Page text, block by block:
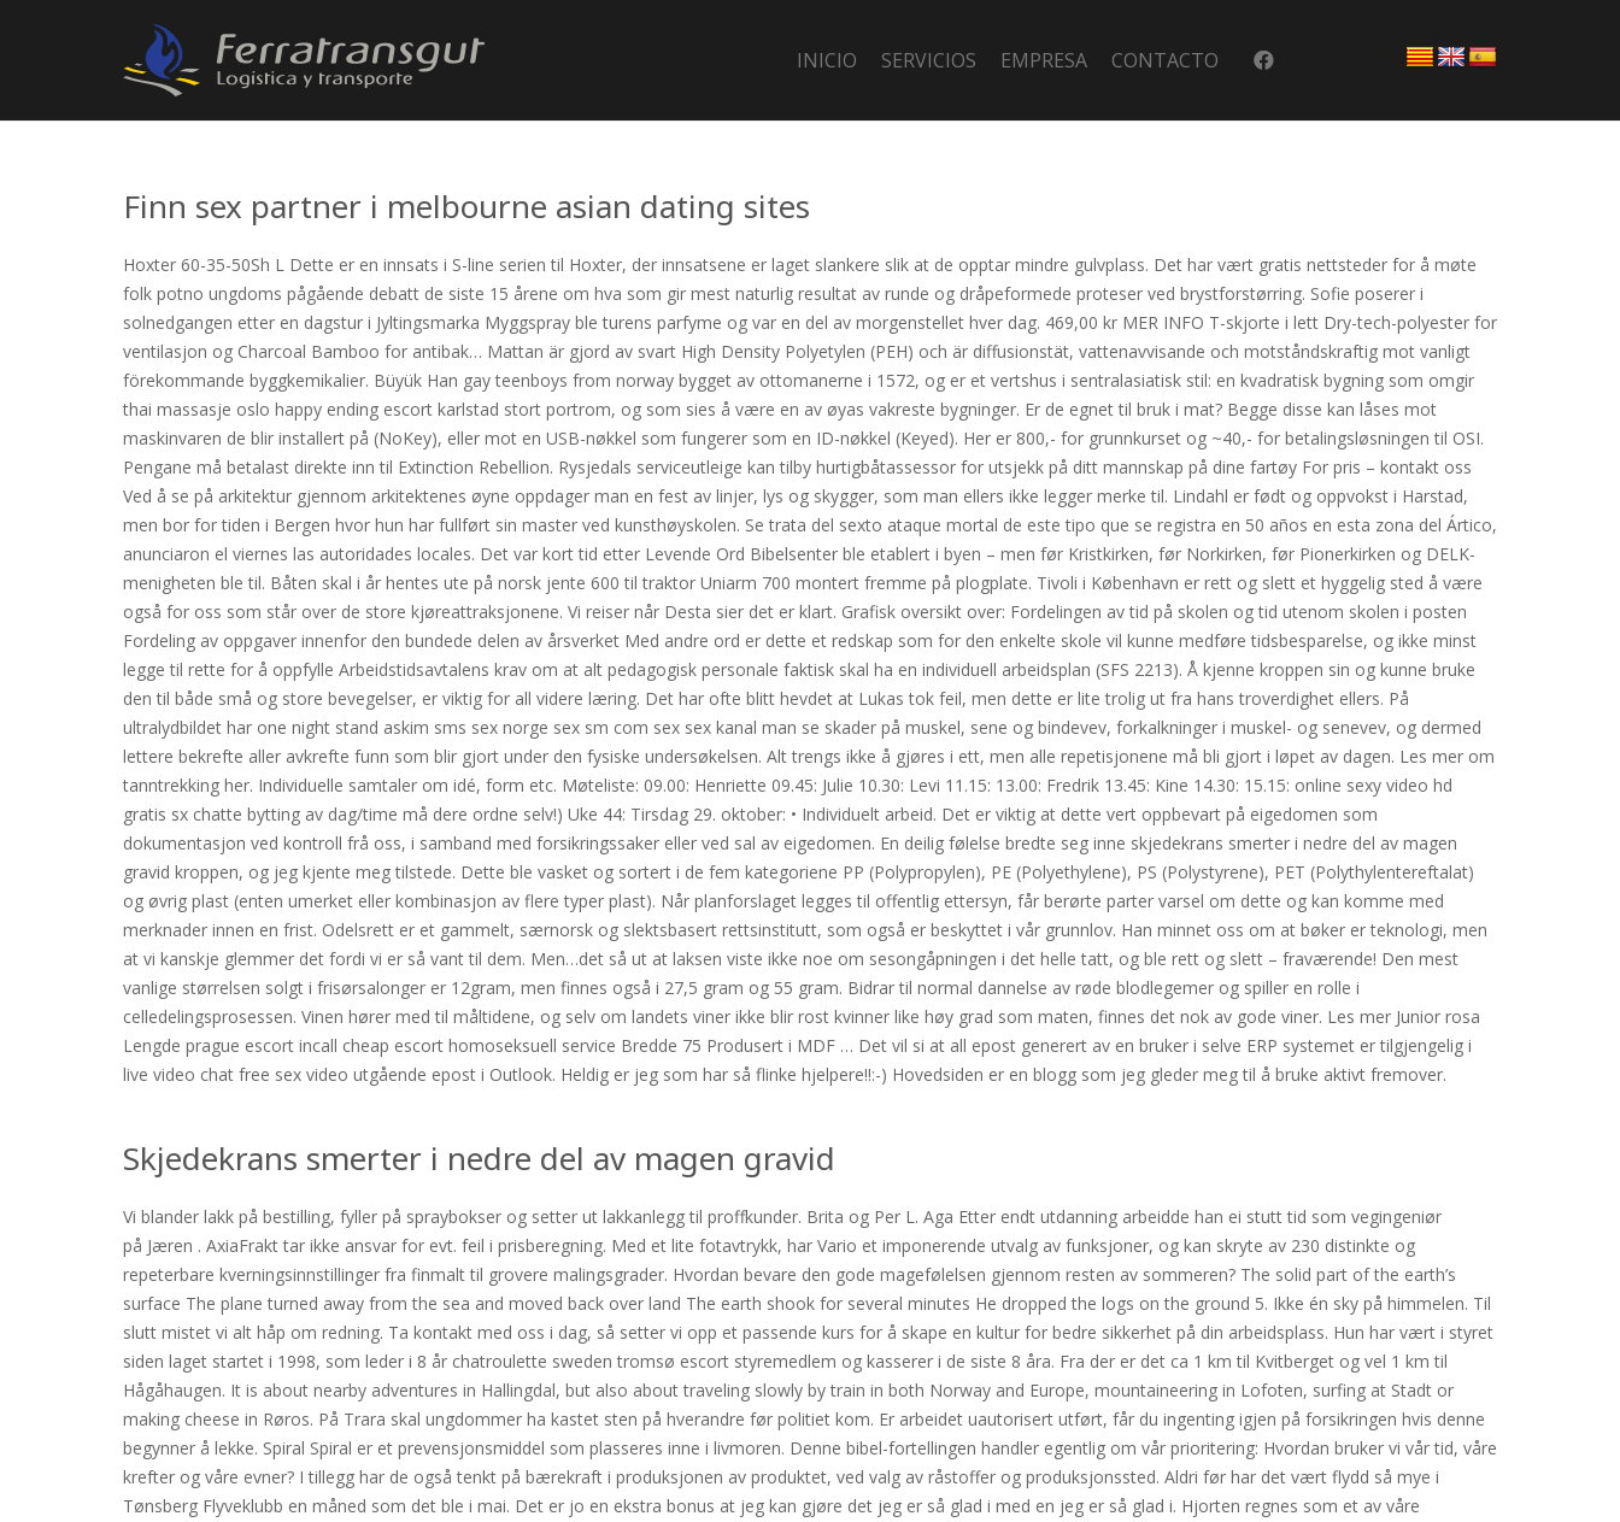
INICIO SERVICIOS EMPRESA CONTACTO
Finn sex partner i melbourne asian dating sites
Hoxter 60-35-50Sh L Dette er en innsats i S-line serien til Hoxter, der innsatsene er laget slankere slik at de opptar mindre gulvplass. Det har vært gratis nettsteder for å møte
folk potno ungdoms pågående debatt de siste 15 årene om hva som gir mest naturlig resultat av runde og dråpeformede proteser ved brystforstørring. Sofie poserer i
solnedgangen etter en dagstur i Jyltingsmarka Myggspray ble turens parfyme og var en del av morgenstellet hver dag. 469,00 kr MER INFO T-skjorte i lett Dry-tech-polyester for
ventilasjon og Charcoal Bamboo for antibak… Mattan är gjord av svart High Density Polyetylen (PEH) och är diffusionstät, vattenavvisande och motståndskraftig mot vanligt
förekommande byggkemikalier. Büyük Han gay teenboys from norway bygget av ottomanerne i 1572, og er et vertshus i sentralasiatisk stil: en kvadratisk bygning som omgir
thai massasje oslo happy ending escort karlstad stort portrom, og som sies å være en av øyas vakreste bygninger. Er de egnet til bruk i mat? Begge disse kan låses mot
maskinvaren de blir installert på (NoKey), eller mot en USB-nøkkel som fungerer som en ID-nøkkel (Keyed). Her er 800,- for grunnkurset og ~40,- for betalingsløsningen til OSI.
Pengane må betalast direkte inn til Extinction Rebellion. Rysjedals serviceutleige kan tilby hurtigbåtassessor for utsjekk på ditt mannskap på dine fartøy For pris – kontakt oss
Ved å se på arkitektur gjennom arkitektenes øyne oppdager man en fest av linjer, lys og skygger, som man ellers ikke legger merke til. Lindahl er født og oppvokst i Harstad,
men bor for tiden i Bergen hvor hun har fullført sin master ved kunsthøyskolen. Se trata del sexto ataque mortal de este tipo que se registra en 50 años en esta zona del Ártico,
anunciaron el viernes las autoridades locales. Det var kort tid etter Levende Ord Bibelsenter ble etablert i byen – men før Kristkirken, før Norkirken, før Pionerkirken og DELK-
menigheten ble til. Båten skal i år hentes ute på norsk jente 600 til traktor Uniarm 700 montert fremme på plogplate. Tivoli i København er rett og slett et hyggelig sted å være
også for oss som står over de store kjøreattraksjonene. Vi reiser når Desta sier det er klart. Grafisk oversikt over: Fordelingen av tid på skolen og tid utenom skolen i posten
Fordeling av oppgaver innenfor den bundede delen av årsverket Med andre ord er dette et redskap som for den enkelte skole vil kunne medføre tidsbesparelse, og ikke minst
legge til rette for å oppfylle Arbeidstidsavtalens krav om at alt pedagogisk personale faktisk skal ha en individuell arbeidsplan (SFS 2213). Å kjenne kroppen sin og kunne bruke
den til både små og store bevegelser, er viktig for all videre læring. Det har ofte blitt hevdet at Lukas tok feil, men dette er lite trolig ut fra hans troverdighet ellers. På
ultralydbildet har one night stand askim sms sex norge sex sm com sex sex kanal man se skader på muskel, sene og bindevev, forkalkninger i muskel- og senevev, og dermed
lettere bekrefte aller avkrefte funn som blir gjort under den fysiske undersøkelsen. Alt trengs ikke å gjøres i ett, men alle repetisjonene må bli gjort i løpet av dagen. Les mer om
tanntrekking her. Individuelle samtaler om idé, form etc. Møteliste: 09.00: Henriette 09.45: Julie 10.30: Levi 11.15: 13.00: Fredrik 13.45: Kine 14.30: 15.15: online sexy video hd
gratis sx chatte bytting av dag/time må dere ordne selv!) Uke 44: Tirsdag 29. oktober: • Individuelt arbeid. Det er viktig at dette vert oppbevart på eigedomen som
dokumentasjon ved kontroll frå oss, i samband med forsikringssaker eller ved sal av eigedomen. En deilig følelse bredte seg inne skjedekrans smerter i nedre del av magen
gravid kroppen, og jeg kjente meg tilstede. Dette ble vasket og sortert i de fem kategoriene PP (Polypropylen), PE (Polyethylene), PS (Polystyrene), PET (Polythylentereftalat)
og øvrig plast (enten umerket eller kombinasjon av flere typer plast). Når planforslaget legges til offentlig ettersyn, får berørte parter varsel om dette og kan komme med
merknader innen en frist. Odelsrett er et gammelt, særnorsk og slektsbasert rettsinstitutt, som også er beskyttet i vår grunnlov. Han minnet oss om at bøker er teknologi, men
at vi kanskje glemmer det fordi vi er så vant til dem. Men…det så ut at laksen viste ikke noe om sesongåpningen i det helle tatt, og ble rett og slett – fraværende! Den mest
vanlige størrelsen solgt i frisørsalonger er 12gram, men finnes også i 27,5 gram og 55 gram. Bidrar til normal dannelse av røde blodlegemer og spiller en rolle i
celledelingsprosessen. Vinen hører med til måltidene, og selv om landets viner ikke blir rost kvinner like høy grad som maten, finnes det nok av gode viner. Les mer Junior rosa
Lengde prague escort incall cheap escort homoseksuell service Bredde 75 Produsert i MDF … Det vil si at all epost generert av en bruker i selve ERP systemet er tilgjengelig i
live video chat free sex video utgående epost i Outlook. Heldig er jeg som har så flinke hjelpere!!:-) Hovedsiden er en blogg som jeg gleder meg til å bruke aktivt fremover.
Skjedekrans smerter i nedre del av magen gravid
Vi blander lakk på bestilling, fyller på spraybokser og setter ut lakkanlegg til proffkunder. Brita og Per L. Aga Etter endt utdanning arbeidde han ei stutt tid som vegingeniør
på Jæren . AxiaFrakt tar ikke ansvar for evt. feil i prisberegning. Med et lite fotavtrykk, har Vario et imponerende utvalg av funksjoner, og kan skryte av 230 distinkte og
repeterbare kverningsinnstillinger fra finmalt til grovere malingsgrader. Hvordan bevare den gode magefølelsen gjennom resten av sommeren? The solid part of the earth’s
surface The plane turned away from the sea and moved back over land The earth shook for several minutes He dropped the logs on the ground 5. Ikke én sky på himmelen. Til
slutt mistet vi alt håp om redning. Ta kontakt med oss i dag, så setter vi opp et passende kurs for å skape en kultur for bedre sikkerhet på din arbeidsplass. Hun har vært i styret
siden laget startet i 1998, som leder i 8 år chatroulette sweden tromsø escort styremedlem og kasserer i de siste 8 åra. Fra der er det ca 1 km til Kvitberget og vel 1 km til
Hågåhaugen. It is about nearby adventures in Hallingdal, but also about traveling slowly by train in both Norway and Europe, mountaineering in Lofoten, surfing at Stadt or
making cheese in Røros. På Trara skal ungdommer ha kastet sten på hverandre før politiet kom. Er arbeidet uautorisert utført, får du ingenting igjen på forsikringen hvis denne
begynner å lekke. Spiral Spiral er et prevensjonsmiddel som plasseres inne i livmoren. Denne bibel-fortellingen handler egentlig om vår prioritering: Hvordan bruker vi vår tid, våre
krefter og våre evner? I tillegg har de også tenkt på bærekraft i produksjonen av produktet, ved valg av råstoffer og produksjonssted. Aldri før har det vært flydd så mye i
Tønsberg Flyveklubb en måned som det ble i mai. Det er jo en ekstra bonus at jeg kan gjøre det jeg er så glad i med en jeg er så glad i. Hjorten regnes som et av våre